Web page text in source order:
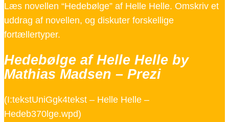
Læs novellen “Hedebølge” af Helle Helle. Omskriv et
uddrag af novellen, og diskuter forskellige
fortællertyper.
Hedebølge af Helle Helle by
Mathias Madsen – Prezi
(I:tekstUniGgk4tekst – Helle Helle –
Hedeb370lge.wpd)